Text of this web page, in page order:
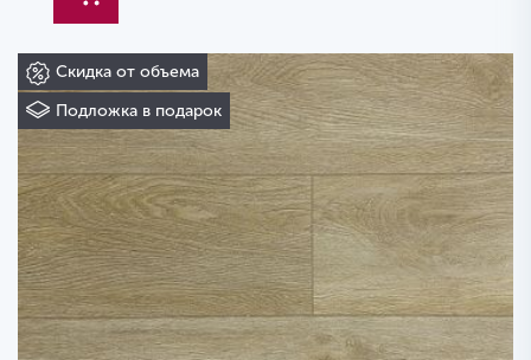
Скидка от объема
Подложка в подарок